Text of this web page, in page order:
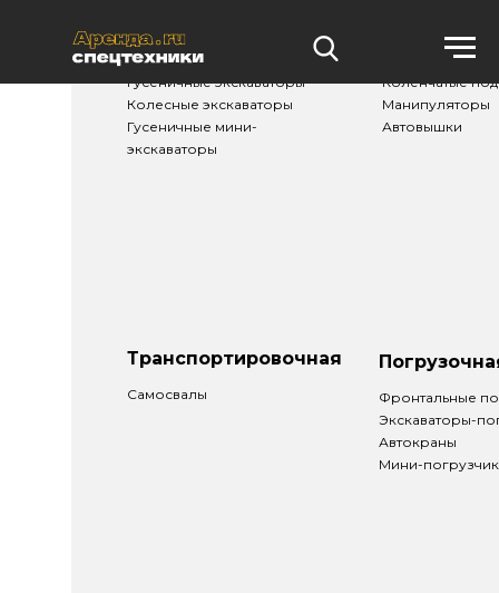
Землеройная
Гусеничные экскаваторы
Колесные экскаваторы
Гусеничные мини-
экскаваторы
Подъемная
Коленчатые
Манипуляторы
Автовышки
Транспортировочная
Самосвалы
Мини-
Автокраны
Экскаваторы-
Фронтальные